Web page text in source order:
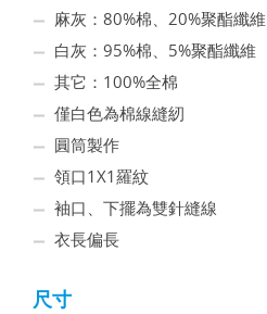
麻灰：80%棉、20%聚酯纖維
白灰：95%棉、5%聚酯纖維
其它：100%全棉
僅白色為棉線縫紉
圓筒製作
領口1X1羅紋
袖口、下擺為雙針縫線
衣長偏長
尺寸